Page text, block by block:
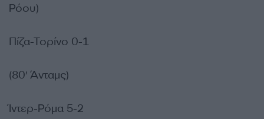
Ρόου)
Πίζα-Τορίνο 0-1
(80′ Άνταμς)
Ίντερ-Ρόμα 5-2